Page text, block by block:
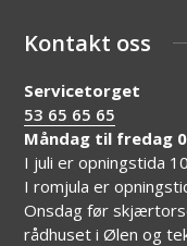
Kontakt oss
Servicetorget
53 65 65 65
Måndag til fredag
I juli er opningstida
I romjula er
Onsdag før
rådhuset i Ølen og